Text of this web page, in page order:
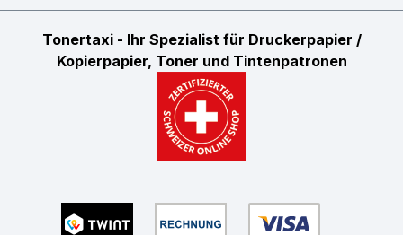
Tonertaxi - Ihr Spezialist für Druckerpapier /
Kopierpapier, Toner und Tintenpatronen